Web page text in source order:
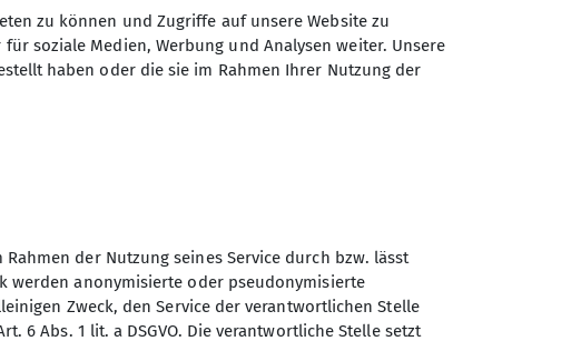
Sektion Peißenberg des
Deutschen Alpenvereins e.V.
zu können und Zugriffe auf unsere Website zu
soziale Medien, Werbung und Analysen weiter. Unsere
haben oder die sie im Rahmen Ihrer Nutzung der
der Nutzung seines Service durch bzw. lässt
werden anonymisierte oder pseudonymisierte
Zweck, den Service der verantwortlichen Stelle
6 Abs. 1 lit. a DSGVO. Die verantwortliche Stelle setzt